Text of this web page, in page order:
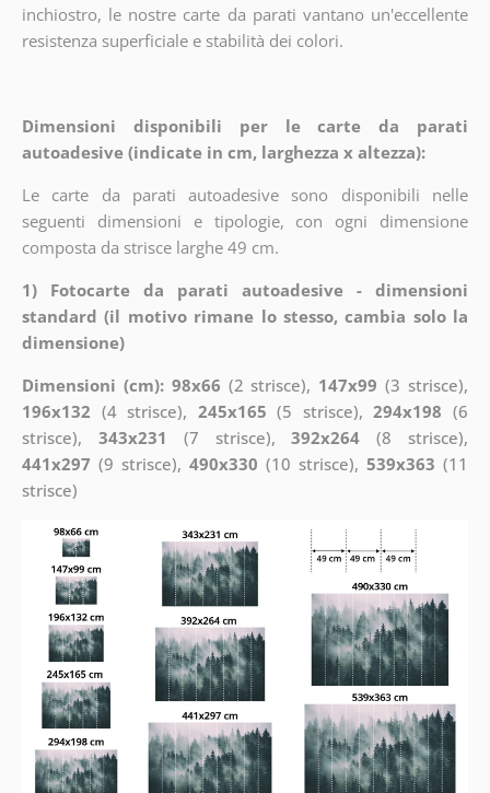
inchiostro, le nostre carte da parati vantano un'eccellente
resistenza superficiale e stabilità dei colori.
Dimensioni disponibili per le carte da parati
autoadesive (indicate in cm, larghezza x altezza):
Le carte da parati autoadesive sono disponibili nelle
seguenti dimensioni e tipologie, con ogni dimensione
composta da strisce larghe 49 cm.
1) Fotocarte da parati autoadesive - dimensioni
standard (il motivo rimane lo stesso, cambia solo la
dimensione)
Dimensioni (cm): 98x66 (2 strisce), 147x99 (3 strisce),
196x132 (4 strisce), 245x165 (5 strisce),294x198 (6
strisce), 343x231 (7 strisce),392x264 (8 strisce),
441x297 (9 strisce), 490x330 (10 strisce),539x363 (11
strisce)